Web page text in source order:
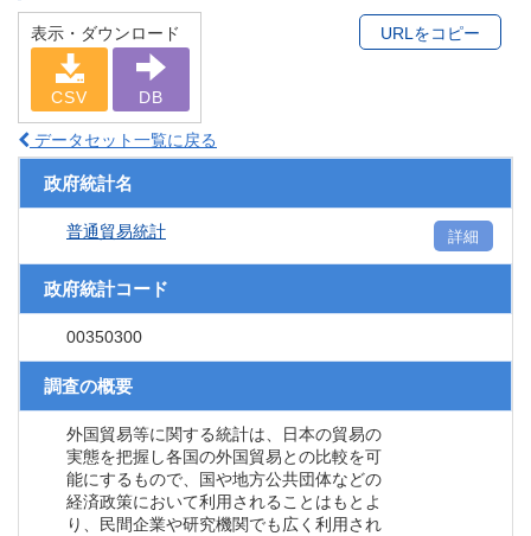
表示・ダウンロード
CSV DB
URLをコピー
データセット一覧に戻る
政府統計名
普通貿易統計 詳細
政府統計コード
00350300
調査の概要
外国貿易等に関する統計は、日本の貿易の
実態を把握し各国の外国貿易との比較を可
能にするもので、国や地方公共団体などの
経済政策において利用されることはもとよ
り、民間企業や研究機関でも広く利用され